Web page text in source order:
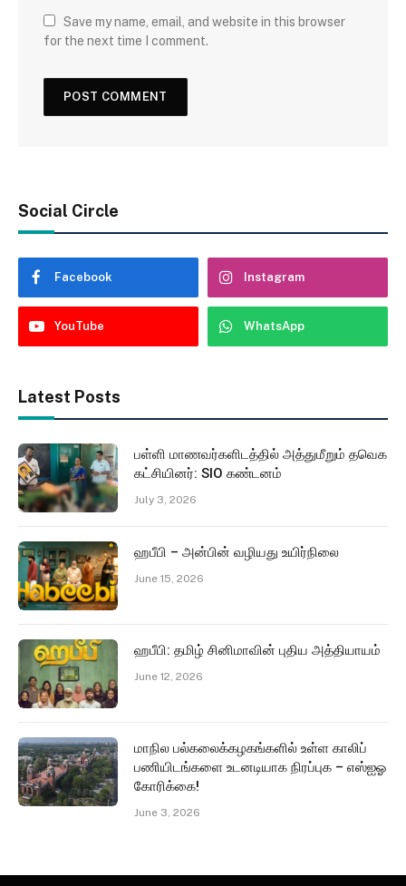
Save my name, email, and website in this browser
for the next time I comment.
Social Circle
Facebook Instagram
YouTube WhatsApp
Latest Posts
பள்ளி மாணவர்களிடத்தில் அத்துமீறும் தவெக
கட்சியினர்: SIO கண்டனம்
July 3, 2026
ஹபீபி – அன்பின் வழியது உயிர்நிலை
June 15, 2026
ஹபீபி: தமிழ் சினிமாவின் புதிய அத்தியாயம்
June 12, 2026
மாநில பல்கலைக்கழகங்களில் உள்ள காலிப்
பணியிடங்களை உடனடியாக நிரப்புக – எஸ்ஐஓ
கோரிக்கை!
June 3, 2026